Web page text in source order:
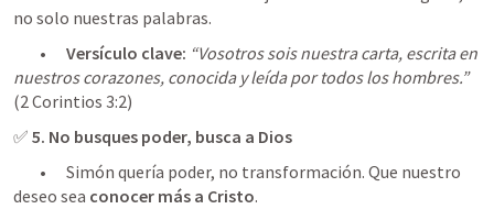
no solo nuestras palabras.
Versículo clave: “Vosotros sois nuestra carta, escrita en
nuestros corazones, conocida y leída por todos los hombres.”
(2 Corintios 3:2)
✅ 5. No busques poder, busca a Dios
deseo sea conocer más a Cristo.